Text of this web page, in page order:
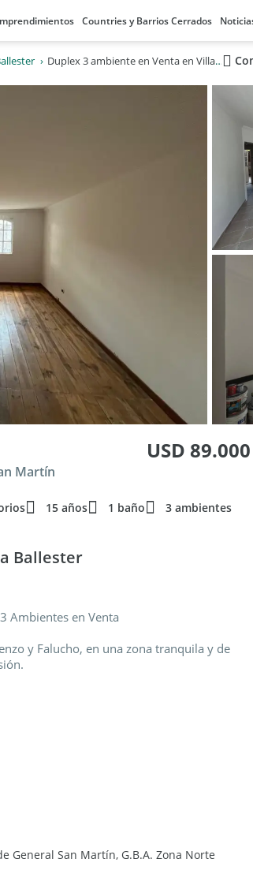
Countries y Barrios Cerrados
Duplex 3 ambiente en Venta en Villa Ballester
USD 89.000
Martín
15 años 1 baño
3 ambientes
Ballester
Ambientes en Venta
y Falucho, en una zona tranquila y de
dormitorio)
General San Martín, G.B.A. Zona Norte